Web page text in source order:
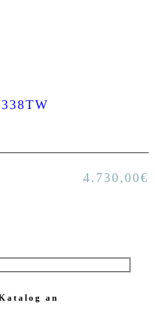
4.730,00€
an